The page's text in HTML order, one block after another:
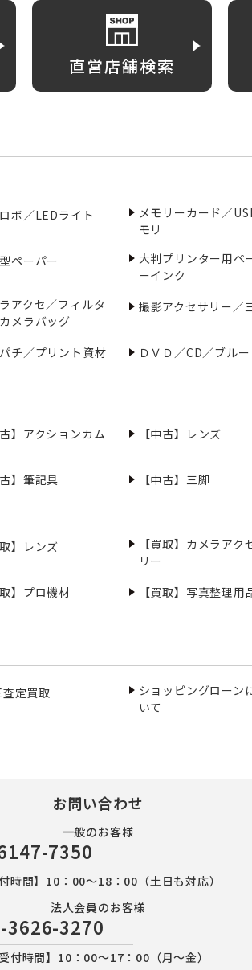
直営店舗検索
ボ／LEDライト
メモリーカード／
モリ
ペーパー
大判プリンター用ペ
ーインク
アクセ／フィルタ
メラバッグ
撮影アクセサリー／
チ／プリント資材 ＤＶＤ／CD／ブルー
】アクションカム 【中古】レンズ
】筆記具 【中古】三脚
】レンズ
【買取】カメラアク
リー
】プロ機材
【買取】写真整理用
定買取
ショッピングローン
いて
お問い合わせ
一般のお客様
7350
時間】10：00～18：00（土日も対応）
法人会員のお客様
3626-3270
付時間】10：00～17：00（月～金）